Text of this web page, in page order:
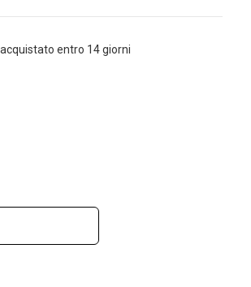
entro 14 giorni